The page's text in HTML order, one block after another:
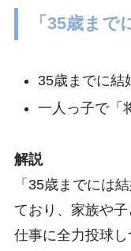
「35歳ま
35歳までに結
一人っ子で「
解説
「35歳までには
ており、家族や子
仕事に全力投球